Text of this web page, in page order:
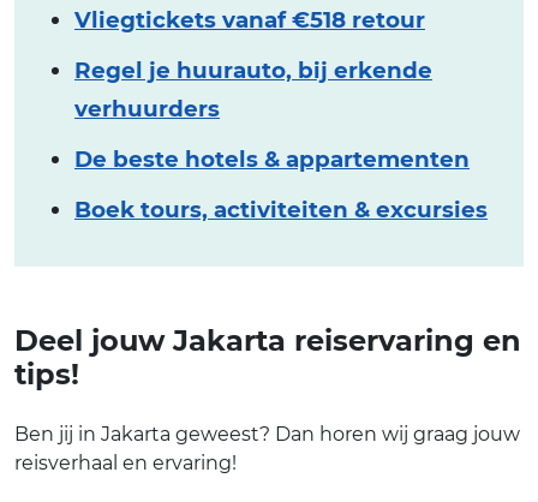
Vliegtickets vanaf €518 retour
Regel je huurauto, bij erkende
verhuurders
De beste hotels & appartementen
Boek tours, activiteiten & excursies
Deel jouw Jakarta reiservaring en
tips!
Ben jij in Jakarta geweest? Dan horen wij graag jouw
reisverhaal en ervaring!